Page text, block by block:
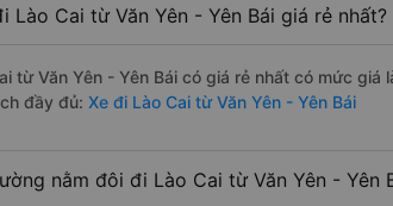
Lào Cai từ Văn Yên - Yên Bái giá rẻ nhất?
từ Văn Yên - Yên Bái có giá rẻ nhất có mức giá
đầy đủ: Xe đi Lào Cai từ Văn Yên - Yên Bái
nằm đôi đi Lào Cai từ Văn Yên - Yên